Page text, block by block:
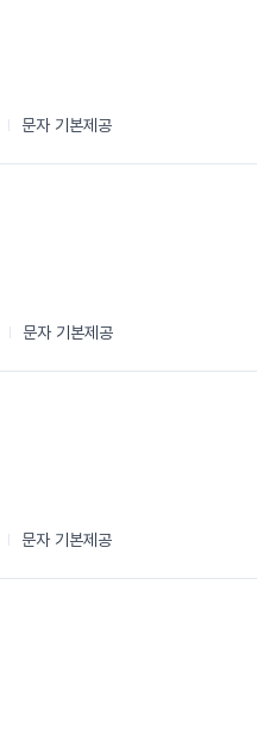
문자 기본제공
문자 기본제공
문자 기본제공